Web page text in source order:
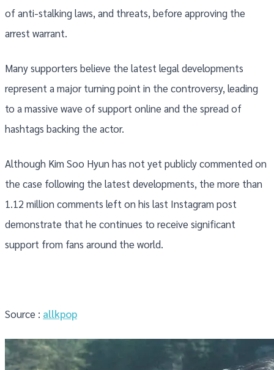
of anti-stalking laws, and threats, before approving the
arrest warrant.
Many supporters believe the latest legal developments
represent a major turning point in the controversy, leading
to a massive wave of support online and the spread of
hashtags backing the actor.
Although Kim Soo Hyun has not yet publicly commented on
the case following the latest developments, the more than
1.12 million comments left on his last Instagram post
demonstrate that he continues to receive significant
support from fans around the world.
Source : allkpop